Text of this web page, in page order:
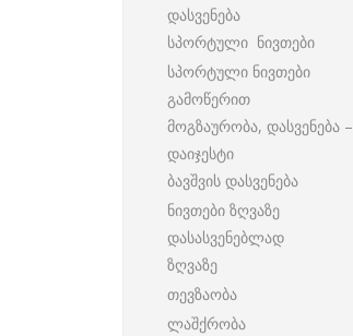
დასვენება
სპორტული ნივთები
სპორტული ნივთები
გამოწერით
მოგზაურობა, დასვენება –
დაიჯესტი
ბავშვის დასვენება
ნივთები ზღვაზე
დასასვენებლად
ზღვაზე
თევზაობა
ლაშქრობა